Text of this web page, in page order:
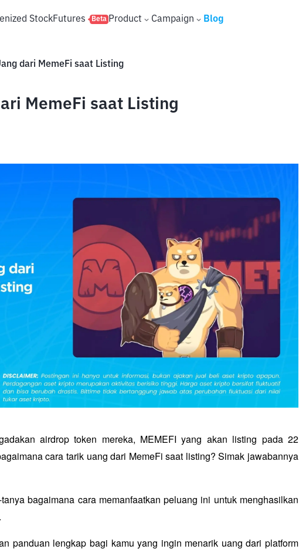
StockFutures Beta Product Campaign Blog
dari MemeFi saat Listing
MemeFi saat Listing
airdrop token mereka, MEMEFI yang akan listing pada 22
cara tarik uang dari MemeFi saat listing? Simak jawabannya
bagaimana cara memanfaatkan peluang ini untuk menghasilkan
panduan lengkap bagi kamu yang ingin menarik uang dari platform